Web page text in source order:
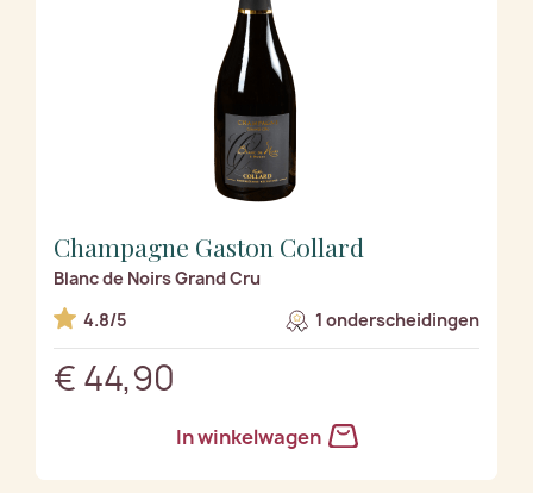
Champagne Gaston Collard
Blanc de Noirs Grand Cru
4.8/5
1 onderscheidingen
€ 44,90
In winkelwagen